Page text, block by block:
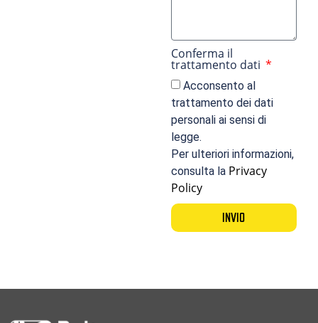
Conferma il
trattamento dati
Acconsento al
trattamento dei dati
personali ai sensi di
legge.
Per ulteriori informazioni,
consulta la Privacy
Policy
INVIO